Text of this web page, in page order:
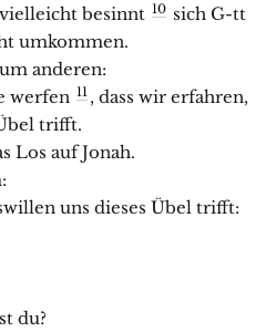
besinnt 10 sich G-tt
umkommen.
anderen:
werfen 11 , dass wir erfahren,
trifft.
Los auf Jonah.
uns dieses Übel trifft:
du?